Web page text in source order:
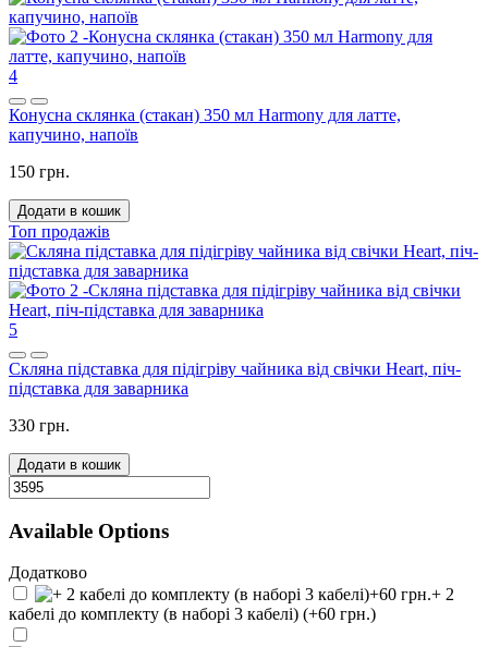
4
Конусна склянка (стакан) 350 мл Harmony для латте,
капучино, напоїв
150 грн.
Додати в кошик
Топ продажів
5
Скляна підставка для підігріву чайника від свічки Heart, піч-
підставка для заварника
330 грн.
Додати в кошик
Available Options
Додатково
+ 2
кабелі до комплекту (в наборі 3 кабелі) (+60 грн.)